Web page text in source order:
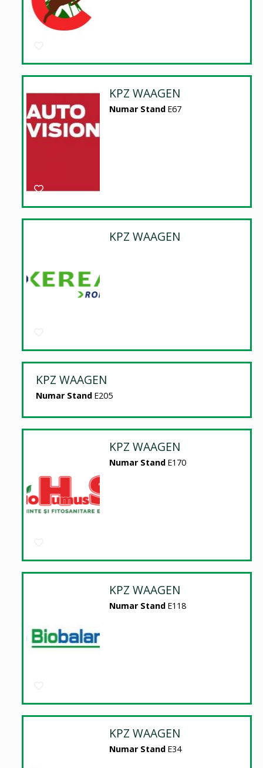
KPZ WAAGEN
Numar Stand E67
KPZ WAAGEN
KPZ WAAGEN
Numar Stand E205
KPZ WAAGEN
Numar Stand E170
KPZ WAAGEN
Numar Stand E118
KPZ WAAGEN
Numar Stand E34